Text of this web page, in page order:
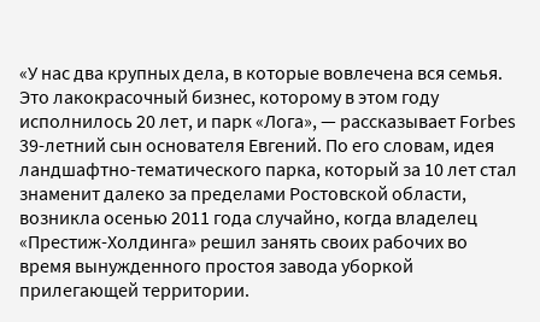
«У нас два крупных дела, в которые вовлечена вся семья.
Это лакокрасочный бизнес, которому в этом году
исполнилось 20 лет, и парк «Лога», — рассказывает Forbes
39-летний сын основателя Евгений. По его словам, идея
ландшафтно-тематического парка, который за 10 лет стал
знаменит далеко за пределами Ростовской области,
возникла осенью 2011 года случайно, когда владелец
«Престиж-Холдинга» решил занять своих рабочих во
время вынужденного простоя завода уборкой
прилегающей территории.